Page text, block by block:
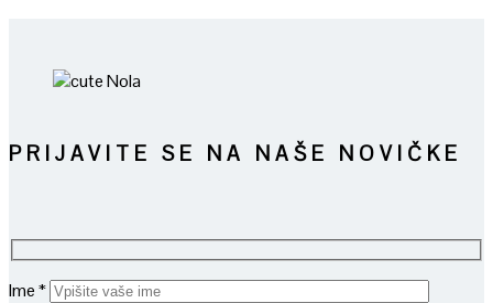
PRIJAVITE SE NA NAŠE NOVIČKE
Ime *